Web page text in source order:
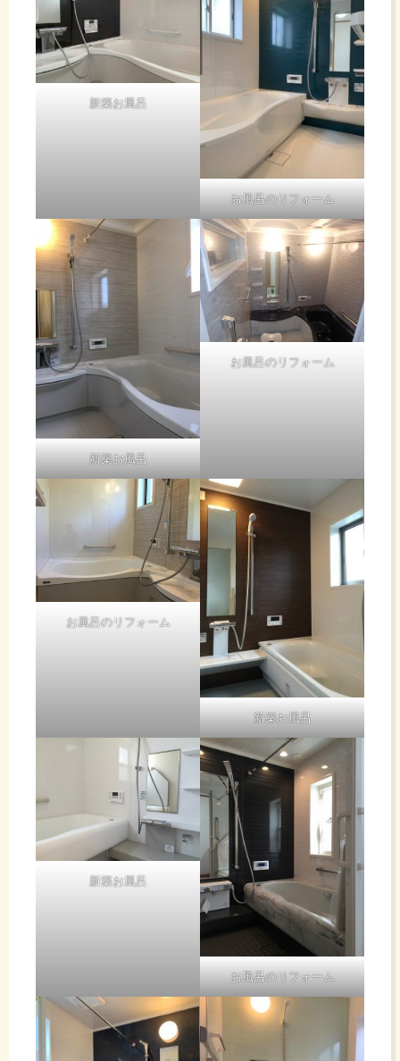
新築お風呂
お風呂のリフォーム
新築お風呂
お風呂のリフォーム
お風呂のリフォーム
新築お風呂
新築お風呂
お風呂のリフォーム